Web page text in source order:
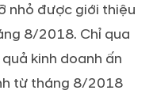
nhỏ được giới thiệu
8/2018. Chỉ qua
kinh doanh ấn
từ tháng 8/2018